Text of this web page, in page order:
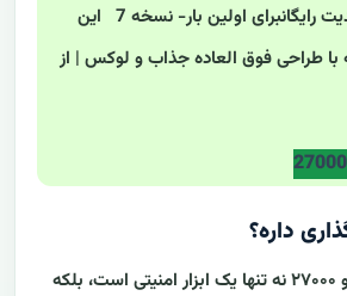
ویرایش در Word+ آپدیت رایگانبرای اولین بار- نسخه 7 این
در 38 صفحه با طراحی فوق العاده جذاب و لوکس | از
داره؟
در پایان، استاندارد ایزو ۲۷۰۰۰ نه تنها یک ابزار امنیتی است، بلکه